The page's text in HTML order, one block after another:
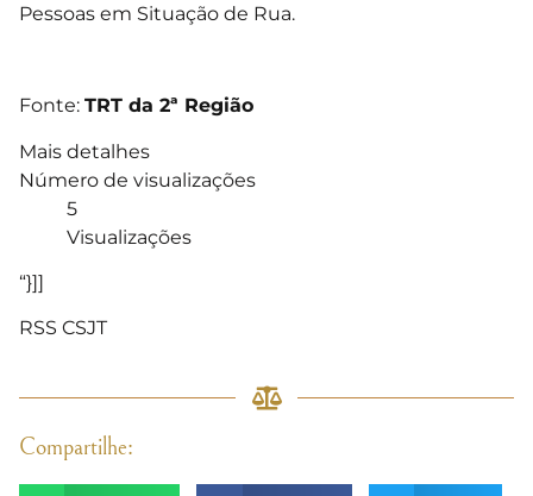
Pessoas em Situação de Rua.
Fonte: TRT da 2ª Região
Mais detalhes
Número de visualizações
5
Visualizações
“}]]
RSS CSJT
Compartilhe: